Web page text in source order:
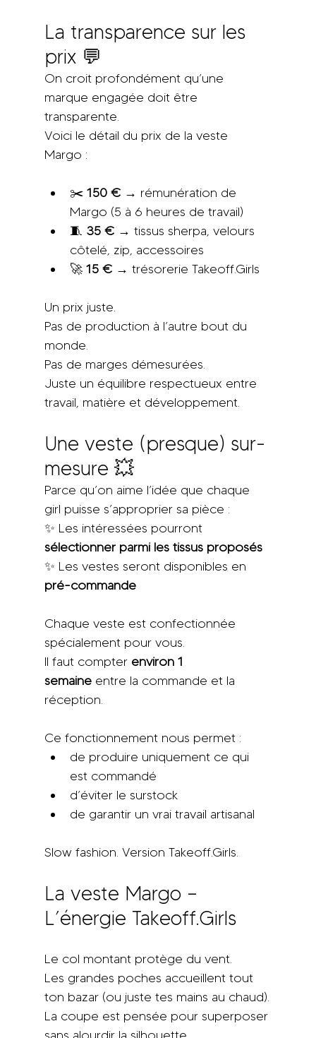
La transparence sur les
prix 💬
On croit profondément qu’une
marque engagée doit être
transparente.
Voici le détail du prix de la veste
Margo :
✂️ 150 € → rémunération de
Margo (5 à 6 heures de travail)
🧵 35 € → tissus sherpa, velours
côtelé, zip, accessoires
🚀 15 € → trésorerie Takeoff.Girls
Un prix juste.
Pas de production à l’autre bout du
monde.
Pas de marges démesurées.
Juste un équilibre respectueux entre
travail, matière et développement.
Une veste (presque) sur-
mesure 💥
Parce qu’on aime l’idée que chaque
girl puisse s’approprier sa pièce :
✨ Les intéressées pourront
sélectionner parmi les tissus proposés
✨ Les vestes seront disponibles en
pré-commande
Chaque veste est confectionnée
spécialement pour vous.
Il faut compter environ 1
semaine entre la commande et la
réception.
Ce fonctionnement nous permet :
de produire uniquement ce qui
est commandé
d’éviter le surstock
de garantir un vrai travail artisanal
Slow fashion. Version Takeoff.Girls.
La veste Margo –
L’énergie Takeoff.Girls
Le col montant protège du vent.
Les grandes poches accueillent tout
ton bazar (ou juste tes mains au chaud).
La coupe est pensée pour superposer